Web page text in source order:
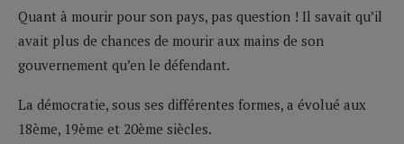
Quant à mourir pour son pays, pas question ! Il savait qu’il
avait plus de chances de mourir aux mains de son
gouvernement qu’en le défendant.
La démocratie, sous ses différentes formes, a évolué aux
18ème, 19ème et 20ème siècles.